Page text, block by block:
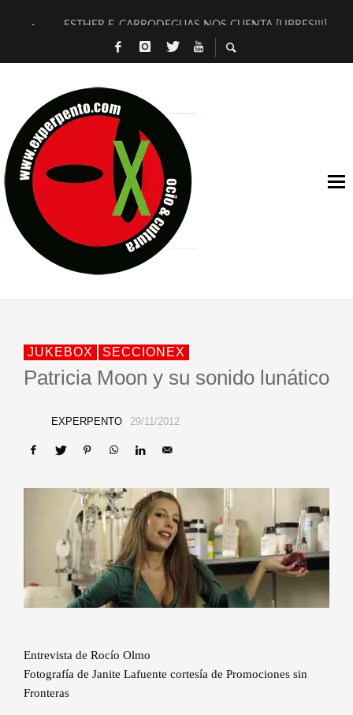
ESTHER F. CARRODEGUAS NOS CUENTA [LIBRES!!!]
[TERRA DE GUAPES] DE SANDRA MONFORT
TIMBRE 4, LA ESCUELA DEL DIRECTOR TEATRAL CLAUDIO
30 AÑOS (NO ES NADA) DE LA KATARSIS DEL TOMATAZO
MILITARES JUDÍAS EN #EXVITA
D’BALDOMEROS REINVENTAN [BITÁCORA 3.0] EN EXVITA
MARSHALL FLASH PRESENTA EN EXVITA [RELATIVA
JOFRE BARDAGÍ EN EXVITA INTERPRETANDO A SERRAT
JUKEBOX SECCIONEX
Patricia Moon y su sonido lunático
EXPERPENTO 29/11/2012
Entrevista de Rocío Olmo
Fotografía de Janite Lafuente cortesía de Promociones sin
Fronteras